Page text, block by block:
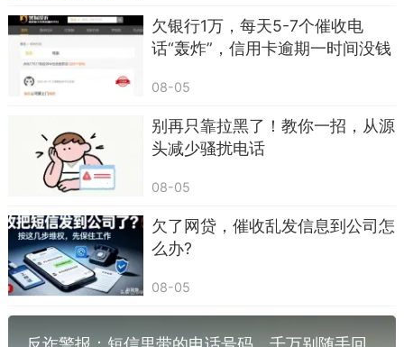
一个微笑、一个眼神去传递。友情，就是这样一种
无声的陪伴，它无需太多华丽的辞藻，只需要一份
真心，就足以温暖整个世界。
在未来的日子里，无论天涯海角，我都希望这
份友情能像那不灭的星光，照亮彼此的夜空。即使
不常相见，也能在心里默默牵挂。因为，最好的友
情，或许就是这样一种默默的守望：在你需要的时
候，静静地出现；在你快乐的时候，悄悄地祝福。
欠银行1万，每天5-7个催收电
话“轰炸”，信用卡逾期一时间没钱
08-05
别再只靠拉黑了！教你一招，从源
头减少骚扰电话
08-05
欠了网贷，催收乱发信息到公司怎
么办?
08-05